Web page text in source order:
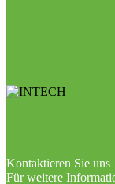
Kontaktieren Sie uns
Für weitere